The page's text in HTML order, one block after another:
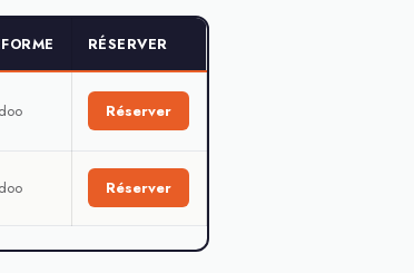
RÉSERVER
Réserver
Réserver